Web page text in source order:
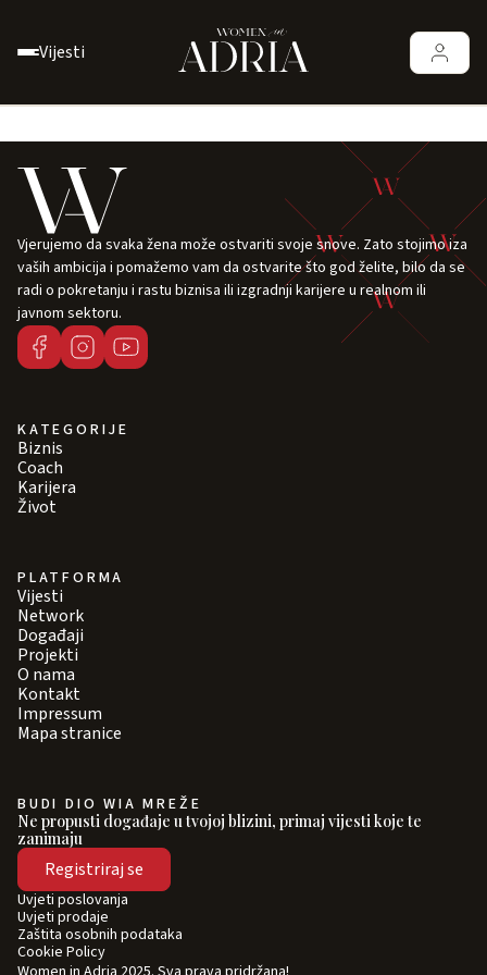
Vijesti
Vjerujemo da svaka žena može ostvariti svoje snove. Zato stojimo iza
vaših ambicija i pomažemo vam da ostvarite što god želite, bilo da se
radi o pokretanju i rastu biznisa ili izgradnji karijere u realnom ili
javnom sektoru.
KATEGORIJE
Biznis
Coach
Karijera
Život
PLATFORMA
Vijesti
Network
Događaji
Projekti
O nama
Kontakt
Impressum
Mapa stranice
BUDI DIO WIA MREŽE
Ne propusti događaje u tvojoj blizini, primaj vijesti koje te
zanimaju
Registriraj se
Uvjeti poslovanja
Uvjeti prodaje
Zaštita osobnih podataka
Cookie Policy